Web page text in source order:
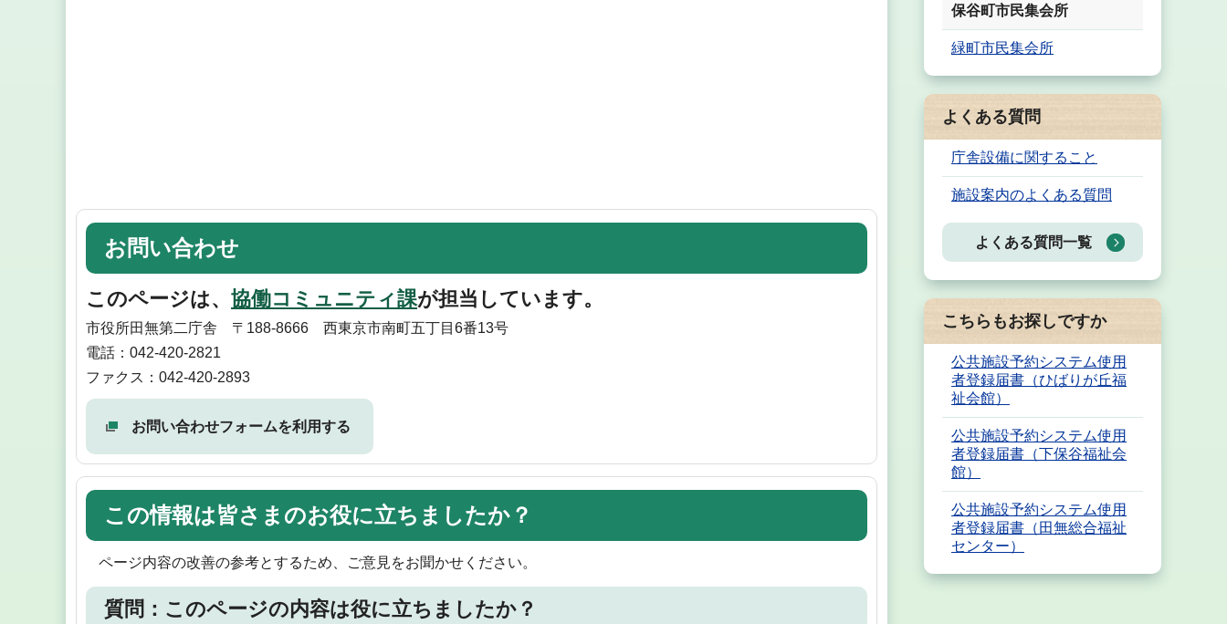
お問い合わせ
このページは、 協働コミュニティ課が担当しています。
市役所田無第二庁舎 〒188-8666 西東京市南町五丁目6番13号
電話：042-420-2821
ファクス：042-420-2893
お問い合わせフォームを利用する
この情報は皆さまのお役に立ちましたか？
ページ内容の改善の参考とするため、ご意見をお聞かせください。
質問：このページの内容は役に立ちましたか？
保谷町市民集会所
緑町市民集会所
よくある質問
庁舎設備に関すること
施設案内のよくある質問
よくある質問一覧
こちらもお探しですか
公共施設予約システム使用
者登録届書（ひばりが丘福
祉会館）
公共施設予約システム使用
者登録届書（下保谷福祉会
館）
公共施設予約システム使用
者登録届書（田無総合福祉
センター）